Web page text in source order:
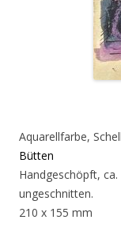
Aquarellfarbe,
Bütten
Handgeschöpft,
ungeschnitten.
210 x 155 mm